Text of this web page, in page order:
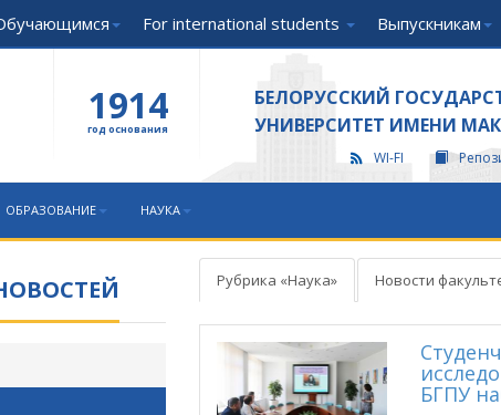
For international students Выпускникам
1914
год основания
БЕЛОРУССКИЙ
УНИВЕРСИТЕТ ИМЕНИ
WI-FI
ОБРАЗОВАНИЕ НАУКА
Рубрика «Наука» Новости
БГПУ